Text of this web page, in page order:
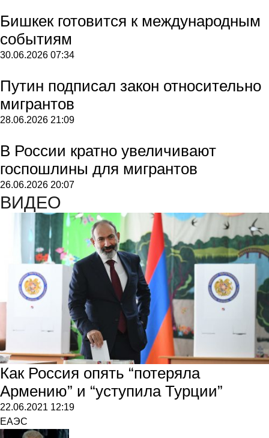
Бишкек готовится к международным
событиям
30.06.2026 07:34
Путин подписал закон относительно
мигрантов
28.06.2026 21:09
В России кратно увеличивают
госпошлины для мигрантов
26.06.2026 20:07
ВИДЕО
Как Россия опять “потеряла
Армению” и “уступила Турции”
22.06.2021 12:19
ЕАЭС